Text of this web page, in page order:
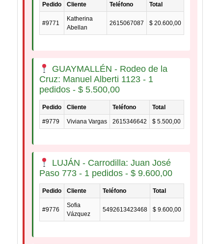
Pedido Cliente Teléfono Total
#9771
Katherina
Abellan
2615067087 $ 20.600,00
GUAYMALLÉN - Rodeo de la
Cruz: Manuel Alberti 1123 - 1
pedidos - $ 5.500,00
Pedido Cliente Teléfono Total
#9779 Viviana Vargas 2615346642 $ 5.500,00
LUJÁN - Carrodilla: Juan José
Paso 773 - 1 pedidos - $ 9.600,00
Pedido Cliente Teléfono Total
#9776
Sofia
Vázquez
5492613423468 $ 9.600,00